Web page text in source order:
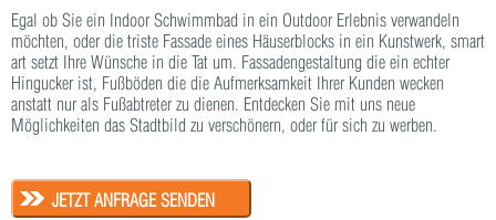
Egal ob Sie ein Indoor Schwimmbad in ein Outdoor Erlebnis verwandeln
möchten, oder die triste Fassade eines Häuserblocks in ein Kunstwerk, smart
art setzt Ihre Wünsche in die Tat um. Fassadengestaltung die ein echter
Hingucker ist, Fußböden die die Aufmerksamkeit Ihrer Kunden wecken
anstatt nur als Fußabtreter zu dienen. Entdecken Sie mit uns neue
Möglichkeiten das Stadtbild zu verschönern, oder für sich zu werben.
JETZT ANFRAGE SENDEN